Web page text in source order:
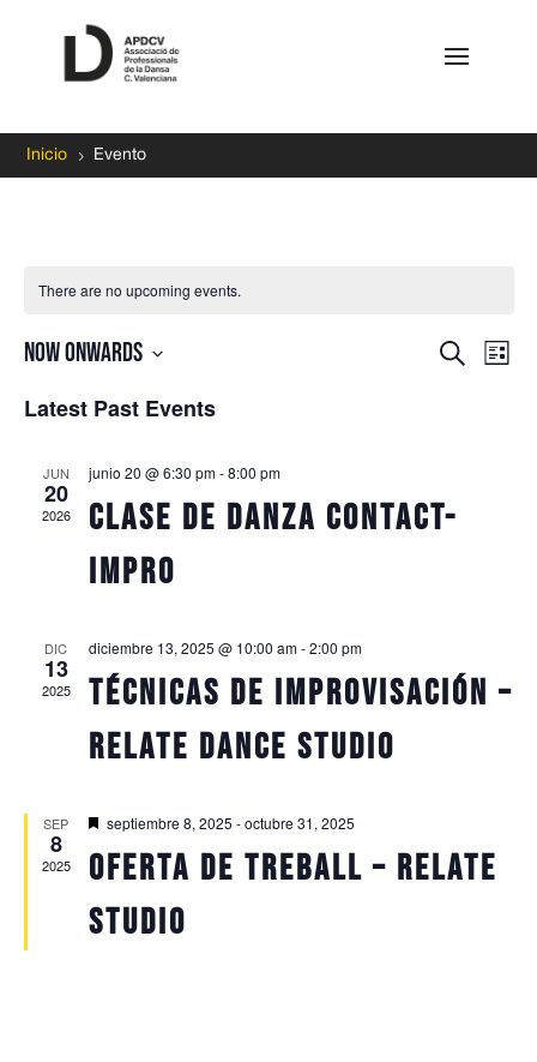
Inicio 5 Evento
There are no upcoming events.
Search
List
Now onwards
date.
Latest Past Events
JUN
20
2026
junio 20 @ 6:30 pm-8:00 pm
Clase de danza contact-
impro
DIC
13
2025
diciembre 13, 2025 @ 10:00 am-2:00 pm
TÉCNICAS DE IMPROVISACIÓN –
RELATE DANCE STUDIO
SEP
8
2025
Featured
septiembre 8, 2025 -octubre 31, 2025
Oferta de treball – Relate
Studio